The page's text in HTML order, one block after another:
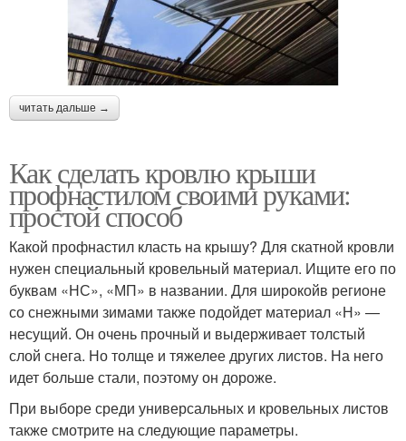
читать дальше →
Как сделать кровлю крыши
профнастилом своими руками:
простой способ
Какой профнастил класть на крышу? Для скатной кровли
нужен специальный кровельный материал. Ищите его по
буквам «НС», «МП» в названии. Для широкойв регионе
со снежными зимами также подойдет материал «Н» —
несущий. Он очень прочный и выдерживает толстый
слой снега. Но толще и тяжелее других листов. На него
идет больше стали, поэтому он дороже.
При выборе среди универсальных и кровельных листов
также смотрите на следующие параметры.